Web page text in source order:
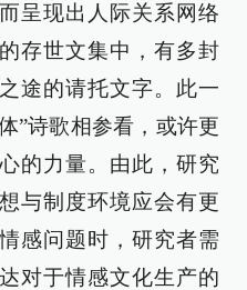
呈现出人际关系网络
存世文集中，有多封
途的请托文字。此一
”诗歌相参看，或许更
的力量。由此，研究
与制度环境应会有更
感问题时，研究者需
对于情感文化生产的